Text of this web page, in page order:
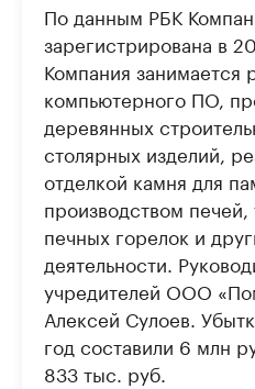
По данным РБК
зарегистрирована в
Компания занимается
компьютерного ПО,
деревянных
столярных изделий,
отделкой камня для
производством
печных горелок и
деятельности.
учредителей ООО
Алексей Сулоев.
год составили 6 млн
833 тыс. руб.